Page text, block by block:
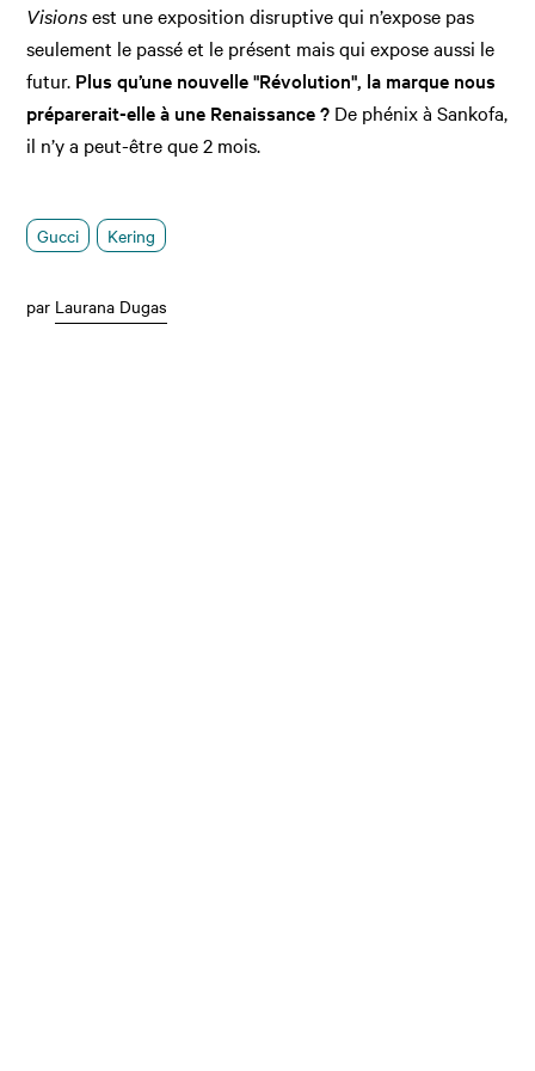
Visionsest une exposition disruptive qui n’expose pas
seulement le passé et le présent mais qui expose aussi le
futur. Plus qu’une nouvelle "Révolution", la marque nous
préparerait-elle à une Renaissance ? De phénix à Sankofa,
il n’y a peut-être que 2 mois.
Gucci Kering
par Laurana Dugas